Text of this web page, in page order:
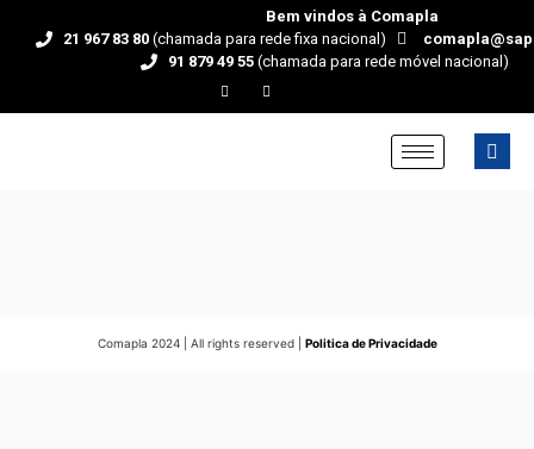
Bem vindos à Comapla
21 967 83 80(chamada para rede fixa nacional)
91 879 49 55(chamada para rede móvel nacional)
Comapla 2024 | All rights reserved | Politica de Privacidade